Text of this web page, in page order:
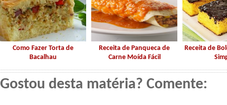
Como Fazer Torta de
Bacalhau
Receita de Panqueca de
Carne Moída Fácil
Receita de
Gostou desta matéria? Comente: